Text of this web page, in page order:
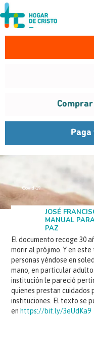
займ онлайн без проверок
Covid-19
JOSÉ
MANUAL
PAZ
El documento recoge 30
morir al prójimo. Y en
personas yéndose en
mano, en particular
institución le pareció
quienes prestan cuidados
instituciones. El texto se
en https://bit.ly/3eUdKa9